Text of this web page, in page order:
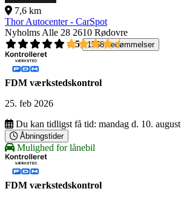
7,6 km
Thor Autocenter - CarSpot
Nyholms Alle 28 2610 Rødovre
4,5
1558 bedømmelser
FDM værkstedskontrol
25. feb 2026
Du kan tidligst få tid: mandag d. 10. august
Åbningstider
Mulighed for lånebil
FDM værkstedskontrol